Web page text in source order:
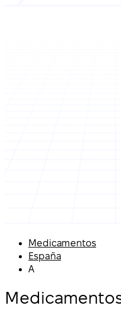
Medicamentos
España
A